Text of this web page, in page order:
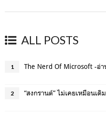
ALL POSTS
1
2 “สงกรานต์” ไม่เคยเหมือนเดิม